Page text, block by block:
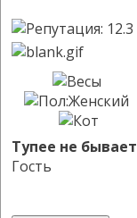
Тупее не бывает
Гость